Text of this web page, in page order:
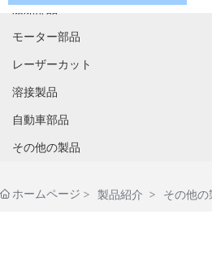
船舶部品
モーター部品
レーザーカット
溶接製品
自動車部品
その他の製品
ホームページ 製品紹介 その他の